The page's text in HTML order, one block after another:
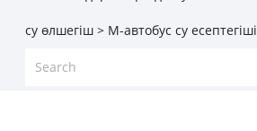
су өлшегіш> М-автобус су есептегіші